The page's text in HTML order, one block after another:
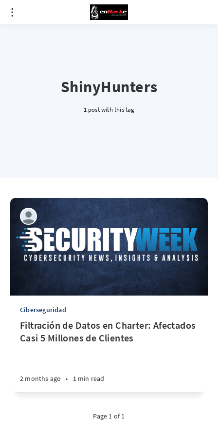
ShinyHunters
1 post with this tag
Ciberseguridad
Filtración de Datos en Charter: Afectados
Casi 5 Millones de Clientes
2 months ago • 1 min read
Page 1 of 1